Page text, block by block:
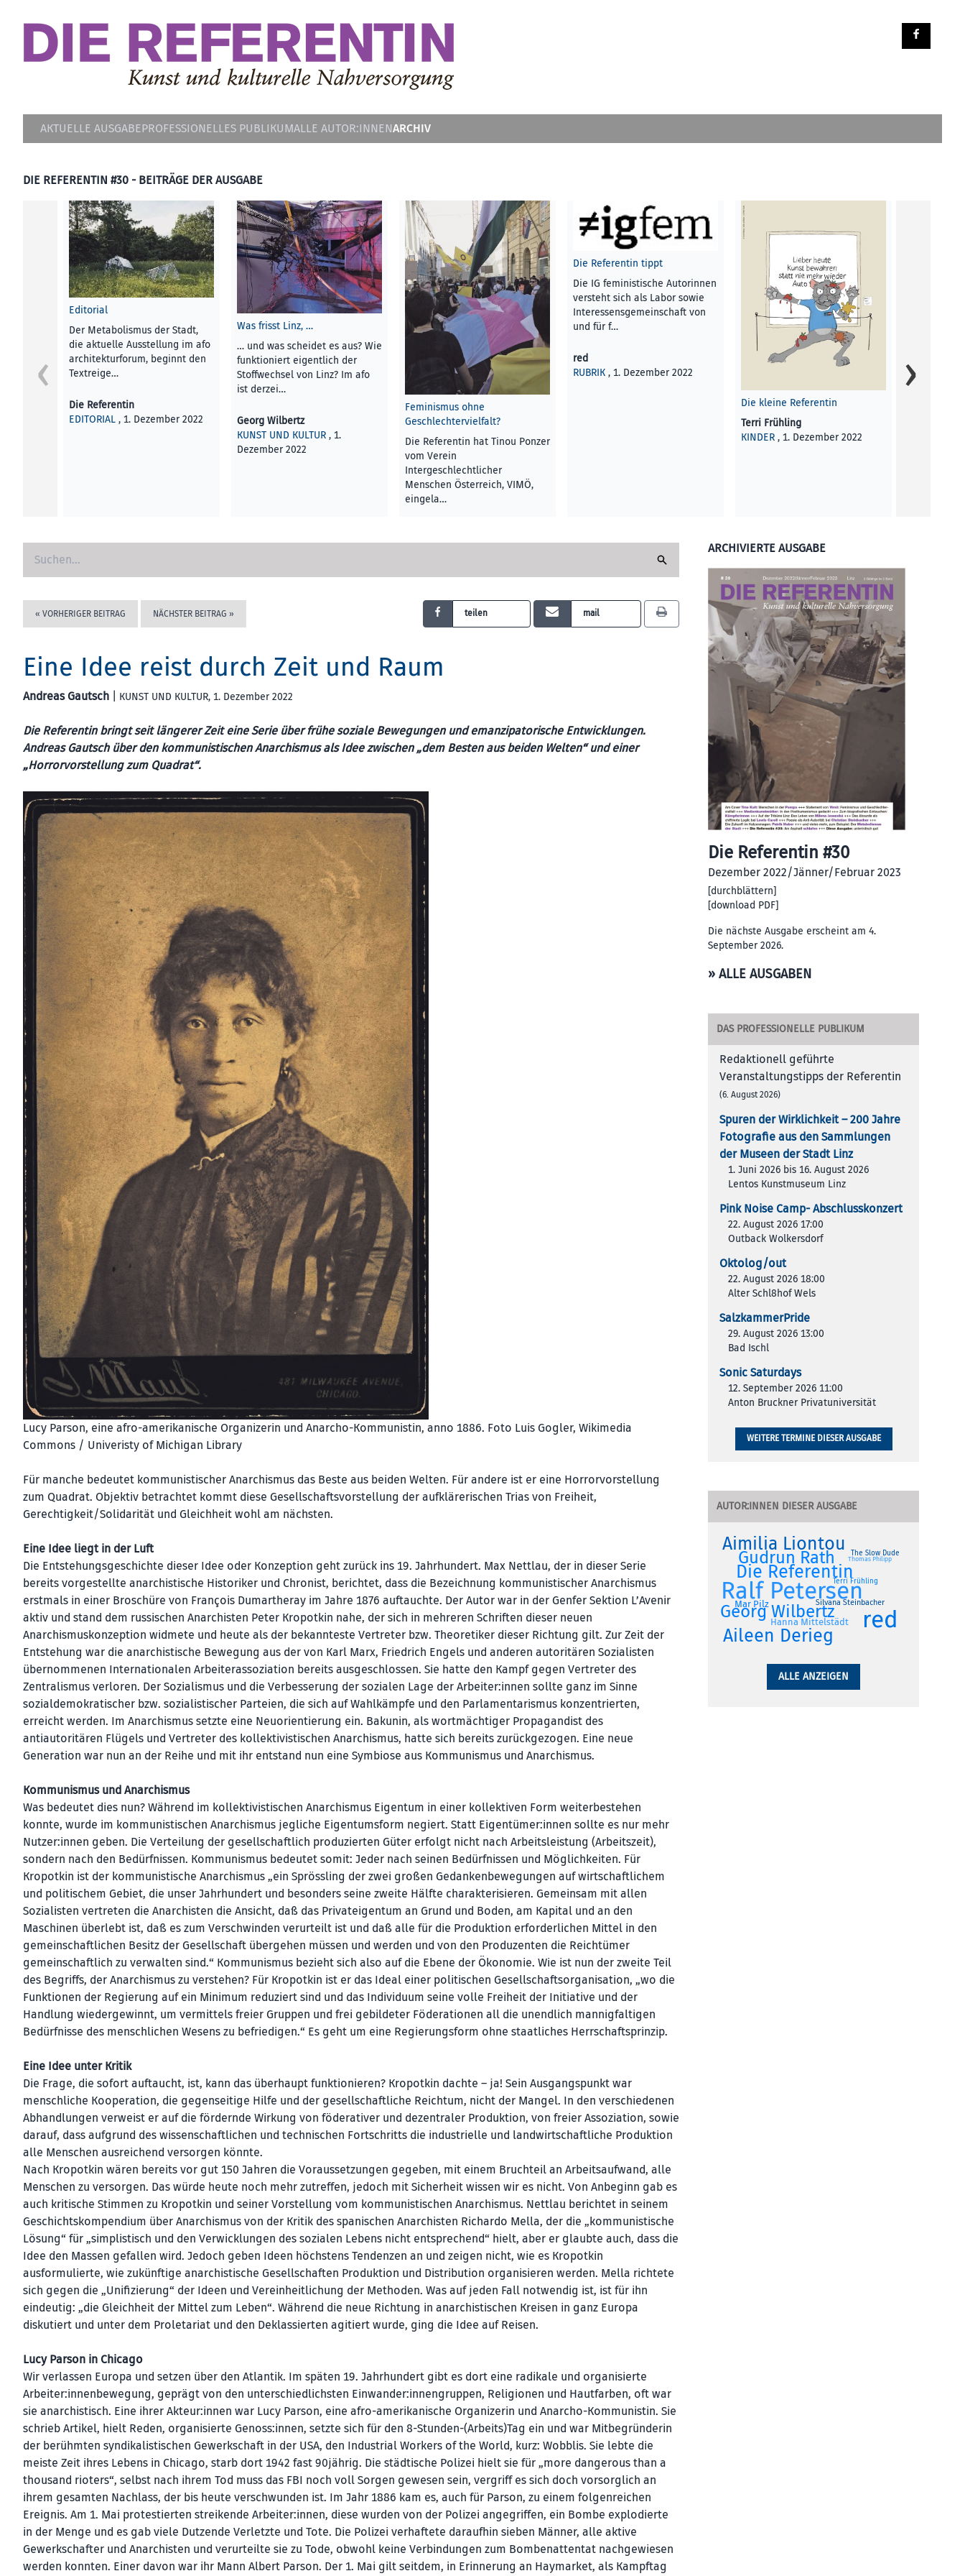
AKTUELLE AUSGABEPROFESSIONELLES PUBLIKUMALLE AUTOR:INNENARCHIV
DIE REFERENTIN #30 - BEITRÄGE DER AUSGABE
Editorial
Der Metabolismus der Stadt,
die aktuelle Ausstellung im afo
architekturforum, beginnt den
Textreige…
Die Referentin
EDITORIAL , 1. Dezember 2022
Was frisst Linz, …
… und was scheidet es aus? Wie
funktioniert eigentlich der
Stoffwechsel von Linz? Im afo
ist derzei…
Georg Wilbertz
KUNST UND KULTUR , 1.
Dezember 2022
Feminismus ohne
Geschlechtervielfalt?
Die Referentin hat Tinou Ponzer
vom Verein
Intergeschlechtlicher
Menschen Österreich, VIMÖ,
eingela…
KUNST UND KULTUR, 1.
Die Referentin tippt
Die IG feministische Autorinnen
versteht sich als Labor sowie
Interessensgemeinschaft von
und für f…
red
RUBRIK , 1. Dezember 2022
Die kleine Referentin
Terri Frühling
KINDER , 1. Dezember 2022
Faulenzen.
« VORHERIGER BEITRAG NÄCHSTER BEITRAG » teilen mail
Eine Idee reist durch Zeit und Raum
Andreas Gautsch KUNST UND KULTUR, 1. Dezember 2022
Die Referentin bringt seit längerer Zeit eine Serie über frühe soziale Bewegungen und emanzipatorische Entwicklungen.
Andreas Gautsch über den kommunistischen Anarchismus als Idee zwischen „dem Besten aus beiden Welten“ und einer
„Horrorvorstellung zum Quadrat“.
Lucy Parson, eine afro-amerikanische Organizerin und Anarcho-Kommunistin, anno 1886. Foto Luis Gogler, Wikimedia
Commons / Univeristy of Michigan Library
Für manche bedeutet kommunistischer Anarchismus das Beste aus beiden Welten. Für andere ist er eine Horrorvorstellung
zum Quadrat. Objektiv betrachtet kommt diese Gesellschaftsvorstellung der aufklärerischen Trias von Freiheit,
Gerechtigkeit/Solidarität und Gleichheit wohl am nächsten.
Eine Idee liegt in der Luft
Die Entstehungsgeschichte dieser Idee oder Konzeption geht zurück ins 19. Jahrhundert. Max Nettlau, der in dieser Serie
bereits vorgestellte anarchistische Historiker und Chronist, berichtet, dass die Bezeichnung kommunistischer Anarchismus
erstmals in einer Broschüre von François Dumartheray im Jahre 1876 auftauchte. Der Autor war in der Genfer Sektion L’Avenir
aktiv und stand dem russischen Anarchisten Peter Kropotkin nahe, der sich in mehreren Schriften dieser neuen
Anarchismuskonzeption widmete und heute als der bekannteste Vertreter bzw. Theoretiker dieser Richtung gilt. Zur Zeit der
Entstehung war die anarchistische Bewegung aus der von Karl Marx, Friedrich Engels und anderen autoritären Sozialisten
übernommenen Internationalen Arbeiterassoziation bereits ausgeschlossen. Sie hatte den Kampf gegen Vertreter des
Zentralismus verloren. Der Sozialismus und die Verbesserung der sozialen Lage der Arbeiter:innen sollte ganz im Sinne
sozialdemokratischer bzw. sozialistischer Parteien, die sich auf Wahlkämpfe und den Parlamentarismus konzentrierten,
erreicht werden. Im Anarchismus setzte eine Neuorientierung ein. Bakunin, als wortmächtiger Propagandist des
antiautoritären Flügels und Vertreter des kollektivistischen Anarchismus, hatte sich bereits zurückgezogen. Eine neue
Generation war nun an der Reihe und mit ihr entstand nun eine Symbiose aus Kommunismus und Anarchismus.
Kommunismus und Anarchismus
Was bedeutet dies nun? Während im kollektivistischen Anarchismus Eigentum in einer kollektiven Form weiterbestehen
konnte, wurde im kommunistischen Anarchismus jegliche Eigentumsform negiert. Statt Eigentümer:innen sollte es nur mehr
Nutzer:innen geben. Die Verteilung der gesellschaftlich produzierten Güter erfolgt nicht nach Arbeitsleistung (Arbeitszeit),
sondern nach den Bedürfnissen. Kommunismus bedeutet somit: Jeder nach seinen Bedürfnissen und Möglichkeiten. Für
Kropotkin ist der kommunistische Anarchismus „ein Sprössling der zwei großen Gedankenbewegungen auf wirtschaftlichem
und politischem Gebiet, die unser Jahrhundert und besonders seine zweite Hälfte charakterisieren. Gemeinsam mit allen
Sozialisten vertreten die Anarchisten die Ansicht, daß das Privateigentum an Grund und Boden, am Kapital und an den
Maschinen überlebt ist, daß es zum Verschwinden verurteilt ist und daß alle für die Produktion erforderlichen Mittel in den
gemeinschaftlichen Besitz der Gesellschaft übergehen müssen und werden und von den Produzenten die Reichtümer
gemeinschaftlich zu verwalten sind.“ Kommunismus bezieht sich also auf die Ebene der Ökonomie. Wie ist nun der zweite Teil
des Begriffs, der Anarchismus zu verstehen? Für Kropotkin ist er das Ideal einer politischen Gesellschaftsorganisation, „wo die
Funktionen der Regierung auf ein Minimum reduziert sind und das Individuum seine volle Freiheit der Initiative und der
Handlung wiedergewinnt, um vermittels freier Gruppen und frei gebildeter Föderationen all die unendlich mannigfaltigen
Bedürfnisse des menschlichen Wesens zu befriedigen.“ Es geht um eine Regierungsform ohne staatliches Herrschaftsprinzip.
Eine Idee unter Kritik
Die Frage, die sofort auftaucht, ist, kann das überhaupt funktionieren? Kropotkin dachte – ja! Sein Ausgangspunkt war
menschliche Kooperation, die gegenseitige Hilfe und der gesellschaftliche Reichtum, nicht der Mangel. In den verschiedenen
Abhandlungen verweist er auf die fördernde Wirkung von föderativer und dezentraler Produktion, von freier Assoziation, sowie
darauf, dass aufgrund des wissenschaftlichen und technischen Fortschritts die industrielle und landwirtschaftliche Produktion
alle Menschen ausreichend versorgen könnte.
Nach Kropotkin wären bereits vor gut 150 Jahren die Voraussetzungen gegeben, mit einem Bruchteil an Arbeitsaufwand, alle
Menschen zu versorgen. Das würde heute noch mehr zutreffen, jedoch mit Sicherheit wissen wir es nicht. Von Anbeginn gab es
auch kritische Stimmen zu Kropotkin und seiner Vorstellung vom kommunistischen Anarchismus. Nettlau berichtet in seinem
Geschichtskompendium über Anarchismus von der Kritik des spanischen Anarchisten Richardo Mella, der die „kommunistische
Lösung“ für „simplistisch und den Verwicklungen des sozialen Lebens nicht entsprechend“ hielt, aber er glaubte auch, dass die
Idee den Massen gefallen wird. Jedoch geben Ideen höchstens Tendenzen an und zeigen nicht, wie es Kropotkin
ausformulierte, wie zukünftige anarchistische Gesellschaften Produktion und Distribution organisieren werden. Mella richtete
sich gegen die „Unifizierung“ der Ideen und Vereinheitlichung der Methoden. Was auf jeden Fall notwendig ist, ist für ihn
eindeutig: „die Gleichheit der Mittel zum Leben“. Während die neue Richtung in anarchistischen Kreisen in ganz Europa
diskutiert und unter dem Proletariat und den Deklassierten agitiert wurde, ging die Idee auf Reisen.
Lucy Parson in Chicago
Wir verlassen Europa und setzen über den Atlantik. Im späten 19. Jahrhundert gibt es dort eine radikale und organisierte
Arbeiter:innenbewegung, geprägt von den unterschiedlichsten Einwander:innengruppen, Religionen und Hautfarben, oft war
sie anarchistisch. Eine ihrer Akteur:innen war Lucy Parson, eine afro-amerikanische Organizerin und Anarcho-Kommunistin. Sie
schrieb Artikel, hielt Reden, organisierte Genoss:innen, setzte sich für den 8-Stunden-(Arbeits)Tag ein und war Mitbegründerin
der berühmten syndikalistischen Gewerkschaft in der USA, den Industrial Workers of the World, kurz: Wobblis. Sie lebte die
meiste Zeit ihres Lebens in Chicago, starb dort 1942 fast 90jährig. Die städtische Polizei hielt sie für „more dangerous than a
thousand rioters“, selbst nach ihrem Tod muss das FBI noch voll Sorgen gewesen sein, vergriff es sich doch vorsorglich an
ihrem gesamten Nachlass, der bis heute verschwunden ist. Im Jahr 1886 kam es, auch für Parson, zu einem folgenreichen
Ereignis. Am 1. Mai protestierten streikende Arbeiter:innen, diese wurden von der Polizei angegriffen, ein Bombe explodierte
in der Menge und es gab viele Dutzende Verletzte und Tote. Die Polizei verhaftete daraufhin sieben Männer, alle aktive
Gewerkschafter und Anarchisten und verurteilte sie zu Tode, obwohl keine Verbindungen zum Bombenattentat nachgewiesen
werden konnten. Einer davon war ihr Mann Albert Parson. Der 1. Mai gilt seitdem, in Erinnerung an Haymarket, als Kampftag
ARCHIVIERTE AUSGABE
Die Referentin #30
Dezember 2022/Jänner/Februar 2023
[durchblättern]
[download PDF]
Die nächste Ausgabe erscheint am 4.
September 2026.
» ALLE AUSGABEN
DAS PROFESSIONELLE PUBLIKUM
Redaktionell geführte
Veranstaltungstipps der Referentin
(6. August 2026)
Spuren der Wirklichkeit – 200 Jah­re
Foto­gra­fie aus den Samm­lun­gen
der Muse­en der Stadt Linz
1. Juni 2026 bis 16. August 2026
Lentos Kunstmuseum Linz
Pink Noise Camp- Abschlusskonzert
22. August 2026 17:00
Outback Wolkersdorf
Oktolog/out
22. August 2026 18:00
Alter Schl8hof Wels
SalzkammerPride
29. August 2026 13:00
Bad Ischl
Sonic Saturdays
12. September 2026 11:00
Anton Bruckner Privatuniversität
WEITERE TERMINE DIESER AUSGABE
AUTOR:INNEN DIESER AUSGABE
Ralf Petersen
red
Aileen Derieg
Aimilia Liontou
Die Referentin
Georg Wilbertz
Gudrun Rath
Hanna Mittelstädt
Mar Pilz Silvana Steinbacher
Terri Frühling
The Slow Dude
Thomas Philipp
ALLE ANZEIGEN